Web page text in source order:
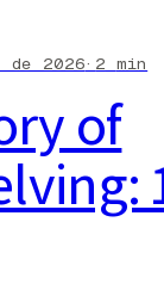
2026· 2 min
of